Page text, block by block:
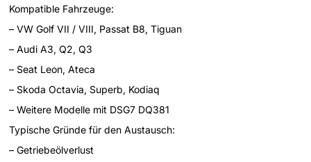
Kompatible Fahrzeuge:
– VW Golf VII / VIII, Passat B8, Tiguan
– Audi A3, Q2, Q3
– Seat Leon, Ateca
– Skoda Octavia, Superb, Kodiaq
– Weitere Modelle mit DSG7 DQ381
Typische Gründe für den Austausch:
– Getriebeölverlust